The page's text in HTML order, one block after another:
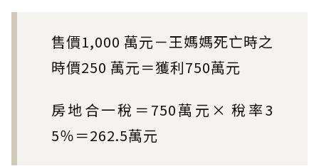
售價1,000 萬元－王媽媽死亡時之
時價250 萬元＝獲利750萬元
房地合一稅＝750萬元× 稅率3
5％＝262.5萬元